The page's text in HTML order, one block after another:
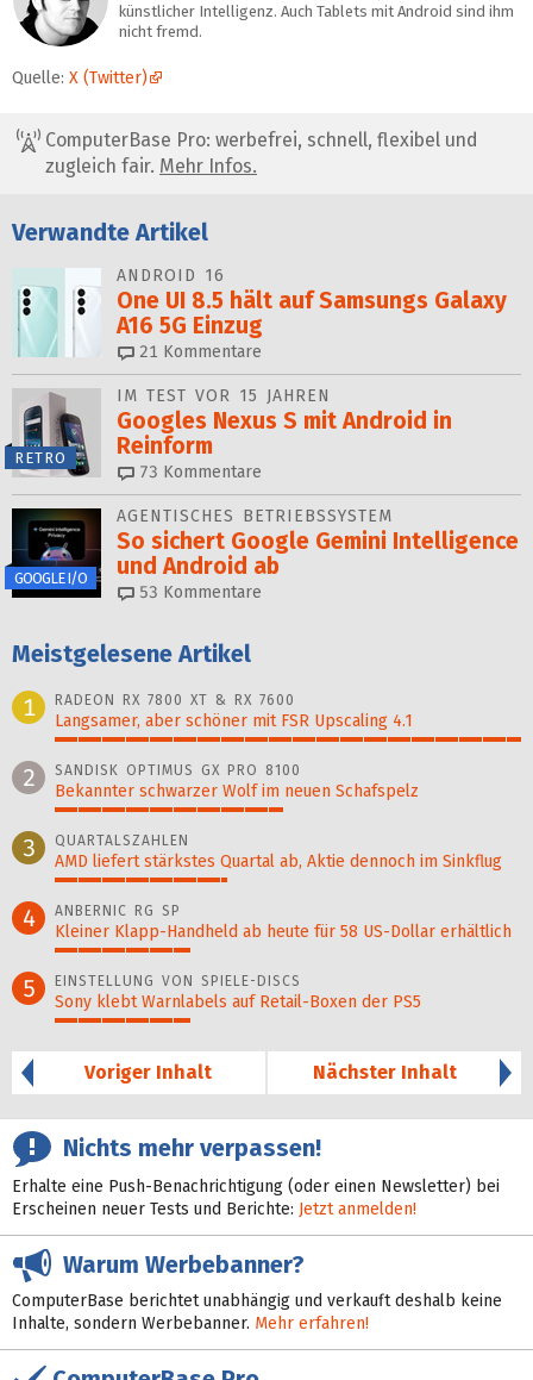
künstlicher Intelligenz. Auch Tablets mit Android sind ihm
nicht fremd.
Quelle: X (Twitter)
ComputerBase Pro: werbefrei, schnell, flexibel und
zugleich fair. Mehr Infos.
Verwandte Artikel
ANDROID 16
One UI 8.5 hält auf Samsungs Galaxy
A16 5G Einzug
21 Kommentare
RETRO
IM TEST VOR 15 JAHREN
Googles Nexus S mit Android in
Reinform
73 Kommentare
GOOGLE I/O
AGENTISCHES BETRIEBSSYSTEM
So sichert Google Gemini Intelligence
und Android ab
53 Kommentare
Meistgelesene Artikel
1
RADEON RX 7800 XT & RX 7600
Langsamer, aber schöner mit FSR Upscaling 4.1
2 SANDISK OPTIMUS GX PRO 8100
Bekannter schwarzer Wolf im neuen Schafspelz
3 QUARTALSZAHLEN
AMD liefert stärkstes Quartal ab, Aktie dennoch im Sinkflug
4 ANBERNIC RG SP
Kleiner Klapp-Hand­held ab heute für 58 US-Dollar er­hält­lich
5 EINSTELLUNG VON SPIELE-DISCS
Sony klebt Warnlabels auf Retail-Boxen der PS5
Voriger Inhalt
Nächster Inhalt
Nichts mehr verpassen!
Erhalte eine Push-Benachrichtigung (oder einen Newsletter) bei
Erscheinen neuer Tests und Berichte: Jetzt anmelden!
Warum Werbebanner?
ComputerBase berichtet unabhängig und verkauft deshalb keine
Inhalte, sondern Werbebanner. Mehr erfahren!